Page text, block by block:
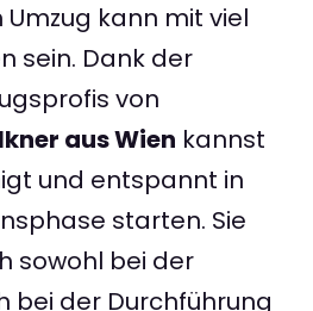
Umzug kann mit viel
sein. Dank der
von
aus Wien kannst
und entspannt in
starten. Sie
sowohl bei der
bei der Durchführung